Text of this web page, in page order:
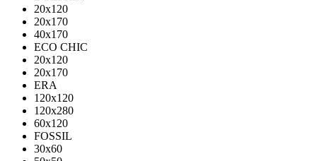
20x120
20x170
40x170
ECO CHIC
20х120
20х170
ERA
120x120
120x280
60x120
FOSSIL
30x60